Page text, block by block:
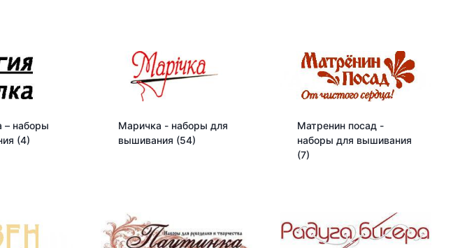
– наборы
(4)
Маричка - наборы для
вышивания (54)
Матренин посад -
наборы для вышивания
(7)